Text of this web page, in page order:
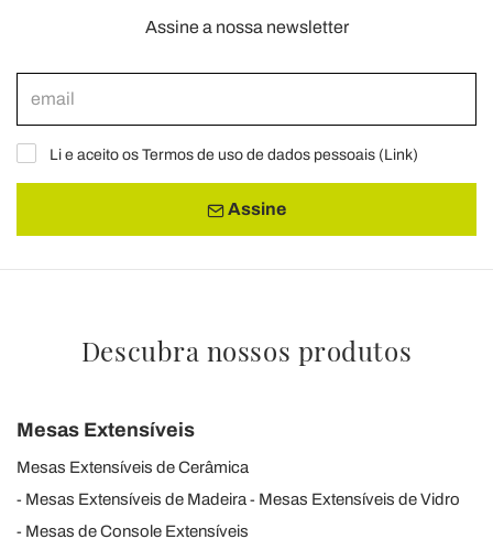
Assine a nossa newsletter
Li e aceito os Termos de uso de dados pessoais (Link)
Assine
Descubra nossos produtos
Mesas Extensíveis
Mesas Extensíveis de Cerâmica
Mesas Extensíveis de Madeira
Mesas Extensíveis de Vidro
Mesas de Console Extensíveis